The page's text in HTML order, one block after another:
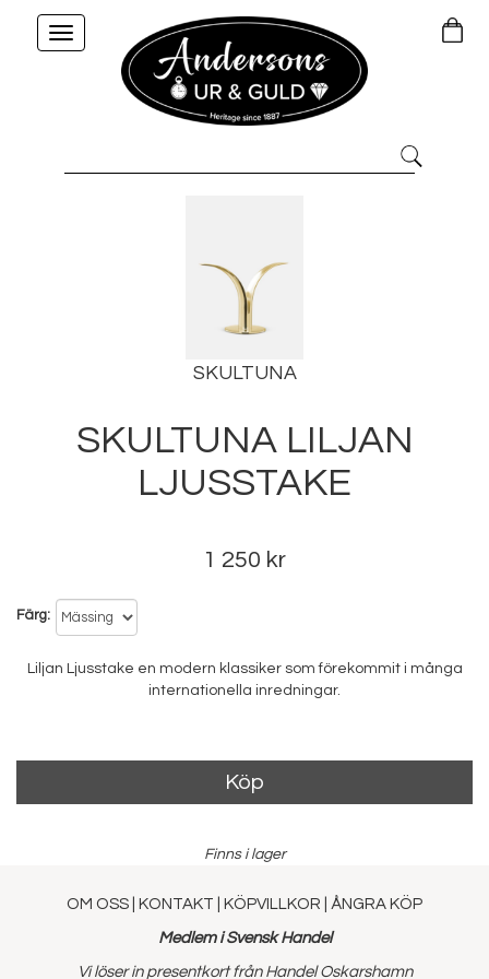
Toggle
navigation
SKULTUNA
SKULTUNA LILJAN
LJUSSTAKE
1 250 kr
Färg
Liljan Ljusstake en modern klassiker som förekommit i många
internationella inredningar.
Köp
Finns i lager
OM OSS KONTAKT KÖPVILLKOR ÅNGRA KÖP
Medlem i Svensk Handel
Vi löser in presentkort från Handel Oskarshamn